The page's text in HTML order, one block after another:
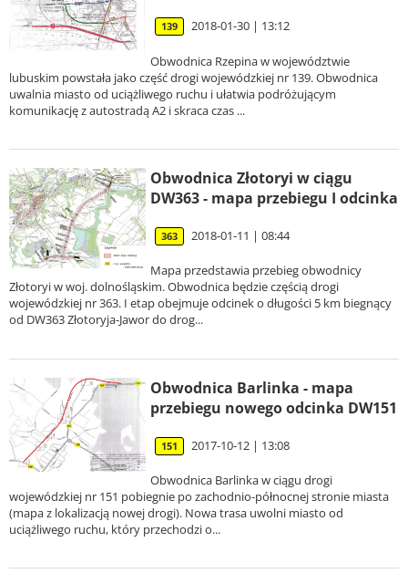
139 2018-01-30 | 13:12
Obwodnica Rzepina w województwie
lubuskim powstała jako część drogi wojewódzkiej nr 139. Obwodnica
uwalnia miasto od uciążliwego ruchu i ułatwia podróżującym
komunikację z autostradą A2 i skraca czas ...
Obwodnica Złotoryi w ciągu
DW363 - mapa przebiegu I odcinka
363 2018-01-11 | 08:44
Mapa przedstawia przebieg obwodnicy
Złotoryi w woj. dolnośląskim. Obwodnica będzie częścią drogi
wojewódzkiej nr 363. I etap obejmuje odcinek o długości 5 km biegnący
od DW363 Złotory­ja-Jawor do drog...
Obwodnica Barlinka - mapa
przebiegu nowego odcinka DW151
151 2017-10-12 | 13:08
Obwodnica Barlinka w ciągu drogi
wojewódzkiej nr 151 pobiegnie po zachodnio-północnej stronie miasta
(mapa z lokalizacją nowej drogi). Nowa trasa uwolni miasto od
uciążliwego ruchu, który przechodzi o...